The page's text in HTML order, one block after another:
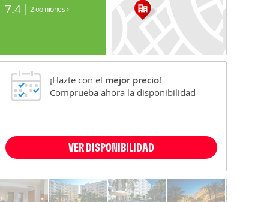
7.4 2 opiniones
¡Hazte con el mejor precio!
Comprueba ahora la disponibilidad
VER DISPONIBILIDAD